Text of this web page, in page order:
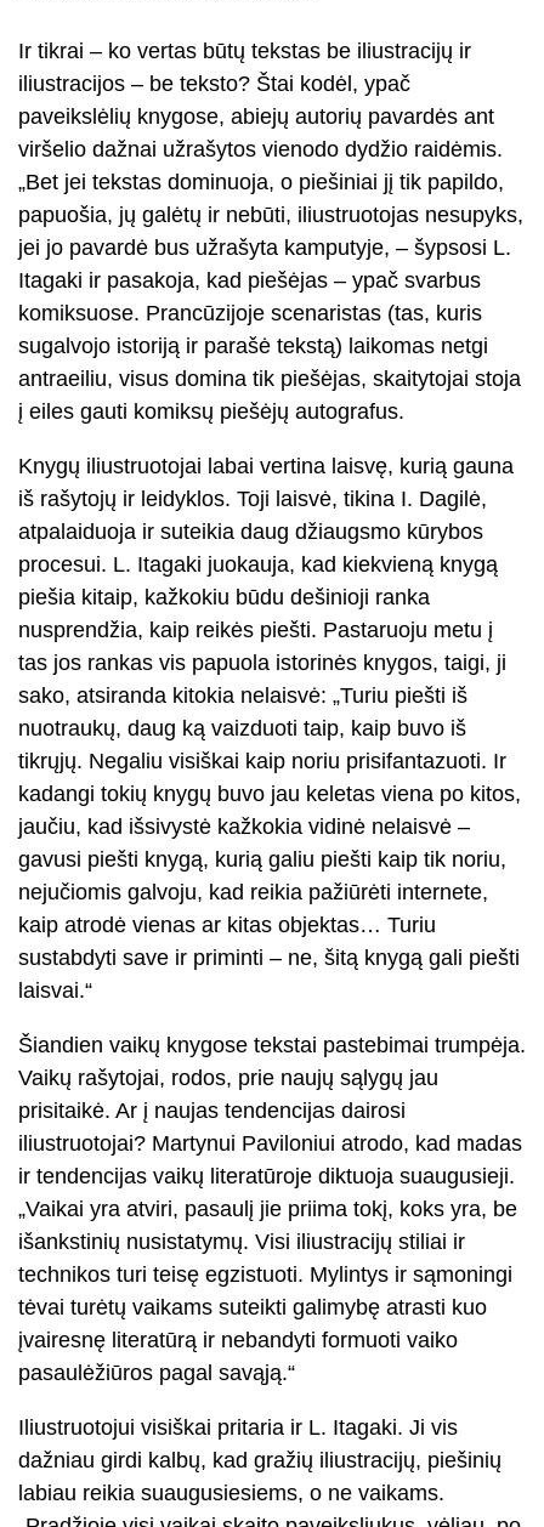
Ir tikrai – ko vertas būtų tekstas be iliustracijų ir
iliustracijos – be teksto? Štai kodėl, ypač
paveikslėlių knygose, abiejų autorių pavardės ant
viršelio dažnai užrašytos vienodo dydžio raidėmis.
„Bet jei tekstas dominuoja, o piešiniai jį tik papildo,
papuošia, jų galėtų ir nebūti, iliustruotojas nesupyks,
jei jo pavardė bus užrašyta kamputyje, – šypsosi L.
Itagaki ir pasakoja, kad piešėjas – ypač svarbus
komiksuose. Prancūzijoje scenaristas (tas, kuris
sugalvojo istoriją ir parašė tekstą) laikomas netgi
antraeiliu, visus domina tik piešėjas, skaitytojai stoja
į eiles gauti komiksų piešėjų autografus.
Knygų iliustruotojai labai vertina laisvę, kurią gauna
iš rašytojų ir leidyklos. Toji laisvė, tikina I. Dagilė,
atpalaiduoja ir suteikia daug džiaugsmo kūrybos
procesui. L. Itagaki juokauja, kad kiekvieną knygą
piešia kitaip, kažkokiu būdu dešinioji ranka
nusprendžia, kaip reikės piešti. Pastaruoju metu į
tas jos rankas vis papuola istorinės knygos, taigi, ji
sako, atsiranda kitokia nelaisvė: „Turiu piešti iš
nuotraukų, daug ką vaizduoti taip, kaip buvo iš
tikrųjų. Negaliu visiškai kaip noriu prisifantazuoti. Ir
kadangi tokių knygų buvo jau keletas viena po kitos,
jaučiu, kad išsivystė kažkokia vidinė nelaisvė –
gavusi piešti knygą, kurią galiu piešti kaip tik noriu,
nejučiomis galvoju, kad reikia pažiūrėti internete,
kaip atrodė vienas ar kitas objektas… Turiu
sustabdyti save ir priminti – ne, šitą knygą gali piešti
laisvai.“
Šiandien vaikų knygose tekstai pastebimai trumpėja.
Vaikų rašytojai, rodos, prie naujų sąlygų jau
prisitaikė. Ar į naujas tendencijas dairosi
iliustruotojai? Martynui Paviloniui atrodo, kad madas
ir tendencijas vaikų literatūroje diktuoja suaugusieji.
„Vaikai yra atviri, pasaulį jie priima tokį, koks yra, be
išankstinių nusistatymų. Visi iliustracijų stiliai ir
technikos turi teisę egzistuoti. Mylintys ir sąmoningi
tėvai turėtų vaikams suteikti galimybę atrasti kuo
įvairesnę literatūrą ir nebandyti formuoti vaiko
pasaulėžiūros pagal savąją.“
Iliustruotojui visiškai pritaria ir L. Itagaki. Ji vis
dažniau girdi kalbų, kad gražių iliustracijų, piešinių
labiau reikia suaugusiesiems, o ne vaikams.